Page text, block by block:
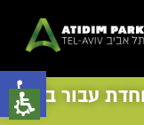
עבור בוגרי
פתח סרגל נגישות